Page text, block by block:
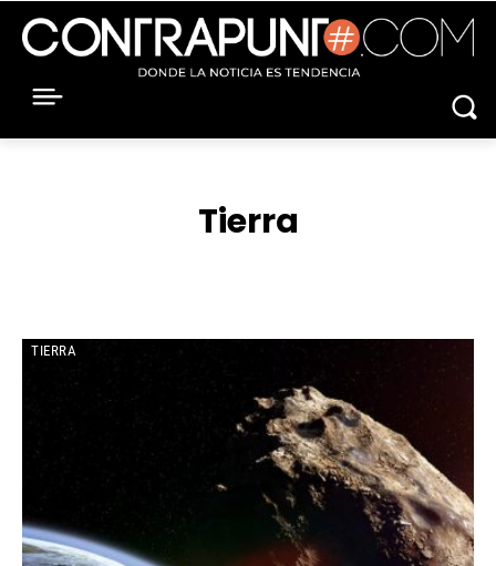
Tierra
TIERRA